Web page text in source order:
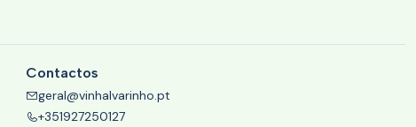
Contactos
geral@vinhalvarinho.pt
+351927250127